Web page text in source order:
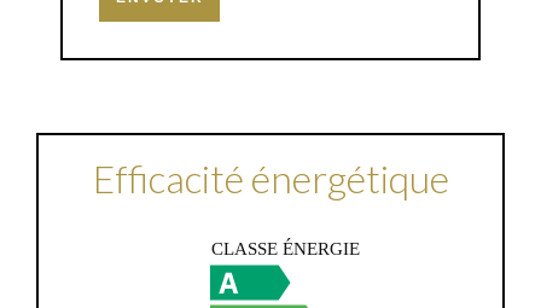
Efficacité énergétique